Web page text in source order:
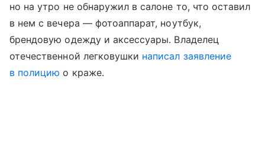
но на утро не обнаружил в салоне то, что оставил
в нем с вечера — фотоаппарат, ноутбук,
брендовую одежду и аксессуары. Владелец
отечественной легковушки написал заявление
в полицию о краже.